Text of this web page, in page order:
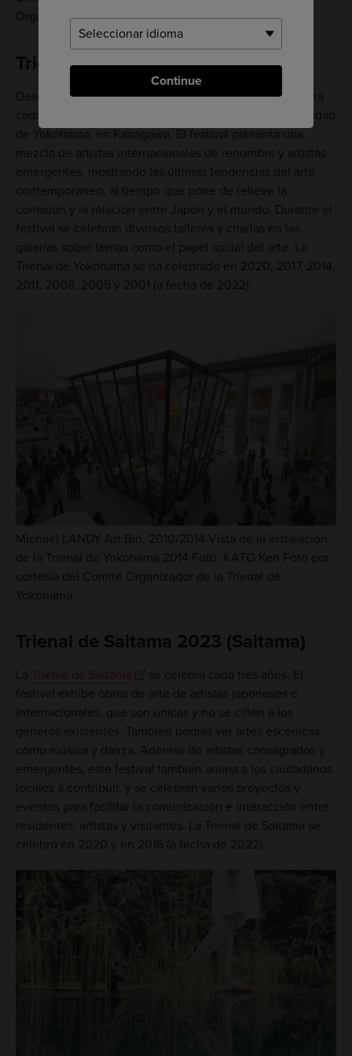
Continue
Organizing Committee Foto: ToLoLo studio
Trienal de Yokohama (Kanagawa)
Desde el año 2001, laTrienal de Yokohama
se celebra
cada tres años en diversos lugares repartidos por la ciudad
de Yokohama, en Kanagawa. El festival presenta una
mezcla de artistas internacionales de renombre y artistas
emergentes, mostrando las últimas tendencias del arte
contemporáneo, al tiempo que pone de relieve la
conexión y la relación entre Japón y el mundo. Durante el
festival se celebran diversos talleres y charlas en las
galerías sobre temas como el papel social del arte. La
Trienal de Yokohama se ha celebrado en 2020, 2017, 2014,
2011, 2008, 2005 y 2001 (a fecha de 2022).
Michael LANDY Art Bin, 2010/2014 Vista de la instalación
de la Trienal de Yokohama 2014 Foto: KATO Ken Foto por
cortesía del Comité Organizador de la Trienal de
Yokohama
Trienal de Saitama 2023 (Saitama)
La Trienal de Saitama
se celebra cada tres años. El
festival exhibe obras de arte de artistas japoneses e
internacionales, que son únicas y no se ciñen a los
géneros existentes. También podrás ver artes escénicas
como música y danza. Además de artistas consagrados y
emergentes, este festival también anima a los ciudadanos
locales a contribuir, y se celebran varios proyectos y
eventos para facilitar la comunicación e interacción entre
residentes, artistas y visitantes. La Trienal de Saitama se
celebró en 2020 y en 2016 (a fecha de 2022).